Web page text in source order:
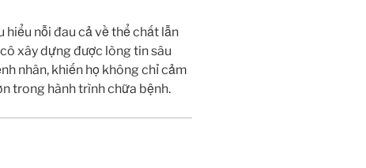
hiểu nỗi đau cả về thể chất lẫn
xây dựng được lòng tin sâu
nhân, khiến họ không chỉ cảm
trong hành trình chữa bệnh.